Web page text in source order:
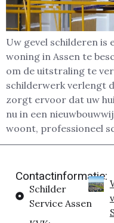
Uw gevel schilderen is
woning in Assen te
om de uitstraling te
schilderwerk verlengt
zorgt ervoor dat uw
nu in een
woont, professioneel
Contactinformatie:
Schilder
Service Assen